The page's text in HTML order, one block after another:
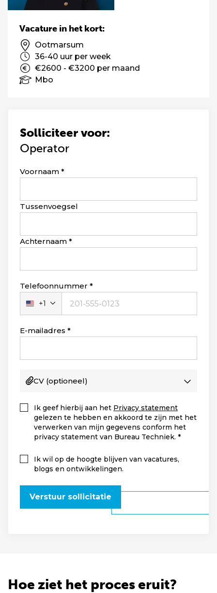
Solliciteer voor:
Operator
Leave
blank
Voornaam
Tussenvoegsel
Achternaam
Telefoonnummer
Verenigde
Staten
+1
+1
E-mailadres
CV (optioneel)
Ik geef hierbij aan het Privacy statement
gelezen te hebben en akkoord te zijn met het
verwerken van mijn gegevens conform het
privacy statement van Bureau Techniek.
Ik wil op de hoogte blijven van vacatures,
blogs en ontwikkelingen.
Verstuur sollicitatie
Vacature in het kort:
Ootmarsum
36-40 uur per week
€2600 - €3200 per maand
Mbo
Hoe ziet het proces eruit?